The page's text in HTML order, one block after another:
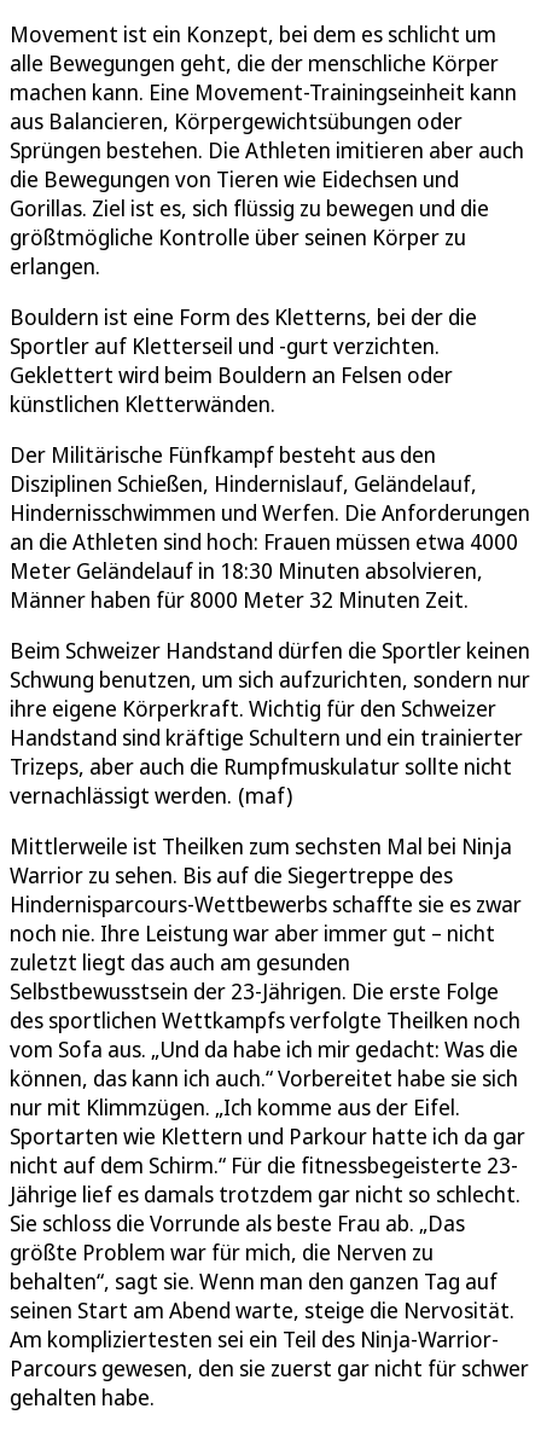
Movement ist ein Konzept, bei dem es schlicht um
alle Bewegungen geht, die der menschliche Körper
machen kann. Eine Movement-Trainingseinheit kann
aus Balancieren, Körpergewichtsübungen oder
Sprüngen bestehen. Die Athleten imitieren aber auch
die Bewegungen von Tieren wie Eidechsen und
Gorillas. Ziel ist es, sich flüssig zu bewegen und die
größtmögliche Kontrolle über seinen Körper zu
erlangen.
Bouldern ist eine Form des Kletterns, bei der die
Sportler auf Kletterseil und -gurt verzichten.
Geklettert wird beim Bouldern an Felsen oder
künstlichen Kletterwänden.
Der Militärische Fünfkampf besteht aus den
Disziplinen Schießen, Hindernislauf, Geländelauf,
Hindernisschwimmen und Werfen. Die Anforderungen
an die Athleten sind hoch: Frauen müssen etwa 4000
Meter Geländelauf in 18:30 Minuten absolvieren,
Männer haben für 8000 Meter 32 Minuten Zeit.
Beim Schweizer Handstand dürfen die Sportler keinen
Schwung benutzen, um sich aufzurichten, sondern nur
ihre eigene Körperkraft. Wichtig für den Schweizer
Handstand sind kräftige Schultern und ein trainierter
Trizeps, aber auch die Rumpfmuskulatur sollte nicht
vernachlässigt werden. (maf)
Mittlerweile ist Theilken zum sechsten Mal bei Ninja
Warrior zu sehen. Bis auf die Siegertreppe des
Hindernisparcours-Wettbewerbs schaffte sie es zwar
noch nie. Ihre Leistung war aber immer gut – nicht
zuletzt liegt das auch am gesunden
Selbstbewusstsein der 23-Jährigen. Die erste Folge
des sportlichen Wettkampfs verfolgte Theilken noch
vom Sofa aus. „Und da habe ich mir gedacht: Was die
können, das kann ich auch.“ Vorbereitet habe sie sich
nur mit Klimmzügen. „Ich komme aus der Eifel.
Sportarten wie Klettern und Parkour hatte ich da gar
nicht auf dem Schirm.“ Für die fitnessbegeisterte 23-
Jährige lief es damals trotzdem gar nicht so schlecht.
Sie schloss die Vorrunde als beste Frau ab. „Das
größte Problem war für mich, die Nerven zu
behalten“, sagt sie. Wenn man den ganzen Tag auf
seinen Start am Abend warte, steige die Nervosität.
Am kompliziertesten sei ein Teil des Ninja-Warrior-
Parcours gewesen, den sie zuerst gar nicht für schwer
gehalten habe.